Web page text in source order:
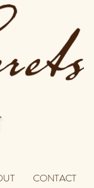
CONTACT